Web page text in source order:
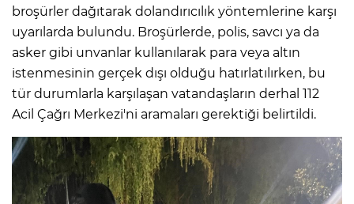
broşürler dağıtarak dolandırıcılık yöntemlerine karşı
uyarılarda bulundu. Broşürlerde, polis, savcı ya da
asker gibi unvanlar kullanılarak para veya altın
istenmesinin gerçek dışı olduğu hatırlatılırken, bu
tür durumlarla karşılaşan vatandaşların derhal 112
Acil Çağrı Merkezi'ni aramaları gerektiği belirtildi.